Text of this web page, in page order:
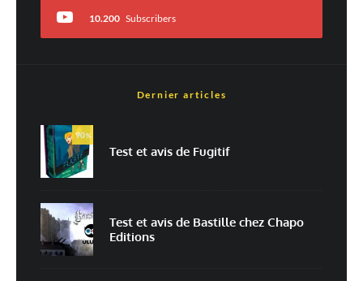
Non Oui
E-mail*
10.200 Subscribers
Dernier articles
90%
Test et avis de Fugitif
Test et avis de Bastille chez Chapo
Editions